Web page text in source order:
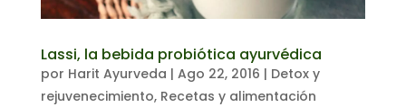
Lassi, la bebida probiótica ayurvédica
por Harit Ayurveda | Ago 22, 2016 | Detox y
rejuvenecimiento, Recetas y alimentación